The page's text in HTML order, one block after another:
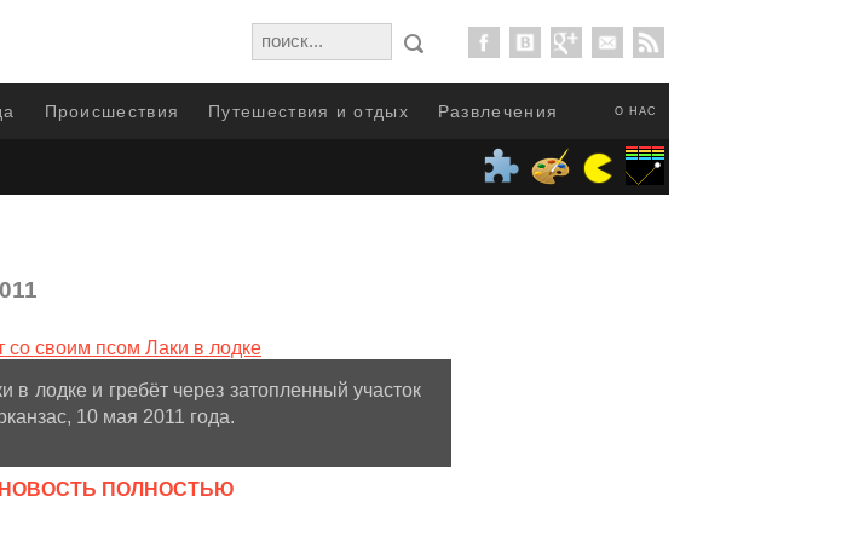
О НАС
Происшествия Путешествия и отдых Развлечения
лодке и гребёт через затопленный участок
10 мая 2011 года.
ПОЛНОСТЬЮ